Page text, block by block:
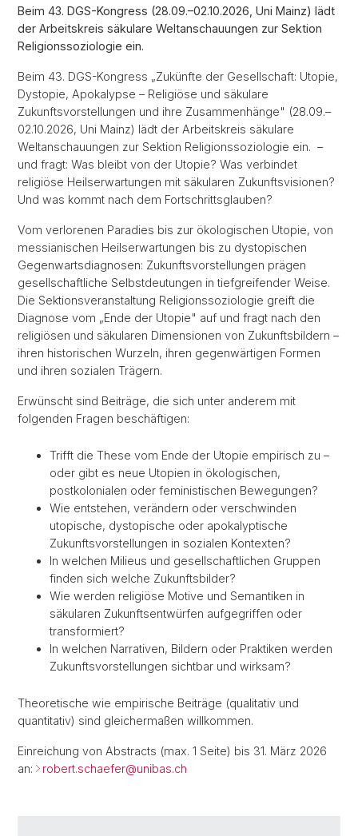
Beim 43. DGS-Kongress (28.09.–02.10.2026, Uni Mainz) lädt
der Arbeitskreis säkulare Weltanschauungen zur Sektion
Religionssoziologie ein.
Beim 43. DGS-Kongress „Zukünfte der Gesellschaft: Utopie,
Dystopie, Apokalypse – Religiöse und säkulare
Zukunftsvorstellungen und ihre Zusammenhänge" (28.09.–
02.10.2026, Uni Mainz) lädt der Arbeitskreis säkulare
Weltanschauungen zur Sektion Religionssoziologie ein. –
und fragt: Was bleibt von der Utopie? Was verbindet
religiöse Heilserwartungen mit säkularen Zukunftsvisionen?
Und was kommt nach dem Fortschrittsglauben?
Vom verlorenen Paradies bis zur ökologischen Utopie, von
messianischen Heilserwartungen bis zu dystopischen
Gegenwartsdiagnosen: Zukunftsvorstellungen prägen
gesellschaftliche Selbstdeutungen in tiefgreifender Weise.
Die Sektionsveranstaltung Religionssoziologie greift die
Diagnose vom „Ende der Utopie" auf und fragt nach den
religiösen und säkularen Dimensionen von Zukunftsbildern –
ihren historischen Wurzeln, ihren gegenwärtigen Formen
und ihren sozialen Trägern.
Erwünscht sind Beiträge, die sich unter anderem mit
folgenden Fragen beschäftigen:
Trifft die These vom Ende der Utopie empirisch zu –
oder gibt es neue Utopien in ökologischen,
postkolonialen oder feministischen Bewegungen?
Wie entstehen, verändern oder verschwinden
utopische, dystopische oder apokalyptische
Zukunftsvorstellungen in sozialen Kontexten?
In welchen Milieus und gesellschaftlichen Gruppen
finden sich welche Zukunftsbilder?
Wie werden religiöse Motive und Semantiken in
säkularen Zukunftsentwürfen aufgegriffen oder
transformiert?
In welchen Narrativen, Bildern oder Praktiken werden
Zukunftsvorstellungen sichtbar und wirksam?
Theoretische wie empirische Beiträge (qualitativ und
quantitativ) sind gleichermaßen willkommen.
Einreichung von Abstracts (max. 1 Seite) bis 31. März 2026
an:
robert.schaefer@unibas.ch